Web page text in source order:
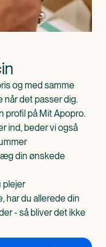
og med samme
når det passer dig.
profil på Mit Apopro.
ind, beder vi også
din ønskede
plejer
har du allerede din
- så bliver det ikke